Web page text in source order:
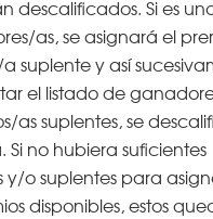
descalificados. Si es
as, se asignará el
suplente y así
el listado de
as suplentes, se
Si no hubiera suficientes
o suplentes para
disponibles, estos